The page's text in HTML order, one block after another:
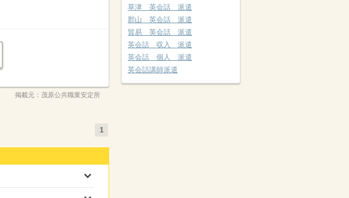
掲載元： 茂原公共職業安定所
1
草津 英会話 派遣
郡山 英会話 派遣
貿易 英会話 派遣
英会話 収入 派遣
英会話 個人 派遣
英会話講師派遣